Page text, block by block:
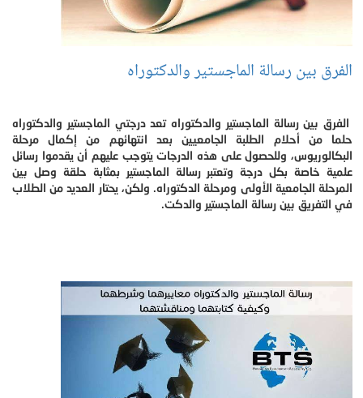
الفرق بين رسالة الماجستير والدكتوراه
الفرق بين رسالة الماجستير والدكتوراه تعد درجتي الماجستير والدكتوراه
حلما من أحلام الطلبة الجامعيين بعد انتهائهم من إكمال مرحلة
البكالوريوس، وللحصول على هذه الدرجات يتوجب عليهم أن يقدموا رسائل
علمية خاصة بكل درجة وتعتبر رسالة الماجستير بمثابة حلقة وصل بين
المرحلة الجامعية الأولى ومرحلة الدكتوراه. ولكن، يحتار العديد من الطلاب
في التفريق بين رسالة الماجستير والدكت.